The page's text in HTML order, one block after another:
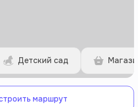
Детский сад
маршрут